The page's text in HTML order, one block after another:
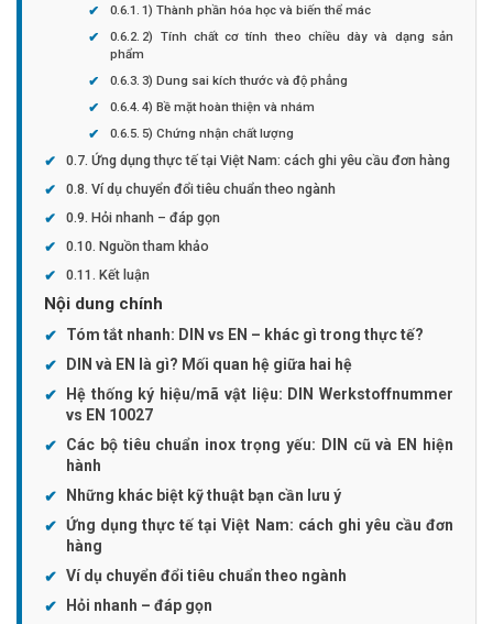
1) Thành phần hóa học và biến thể mác
2) Tính chất cơ tính theo chiều dày và dạng sản
phẩm
3) Dung sai kích thước và độ phẳng
4) Bề mặt hoàn thiện và nhám
5) Chứng nhận chất lượng
Ứng dụng thực tế tại Việt Nam: cách ghi yêu cầu đơn hàng
Ví dụ chuyển đổi tiêu chuẩn theo ngành
Hỏi nhanh – đáp gọn
Nguồn tham khảo
Kết luận
Nội dung chính
Tóm tắt nhanh: DIN vs EN – khác gì trong thực tế?
DIN và EN là gì? Mối quan hệ giữa hai hệ
Hệ thống ký hiệu/mã vật liệu: DIN Werkstoffnummer
vs EN 10027
Các bộ tiêu chuẩn inox trọng yếu: DIN cũ và EN hiện
hành
Những khác biệt kỹ thuật bạn cần lưu ý
Ứng dụng thực tế tại Việt Nam: cách ghi yêu cầu đơn
hàng
Ví dụ chuyển đổi tiêu chuẩn theo ngành
Hỏi nhanh – đáp gọn